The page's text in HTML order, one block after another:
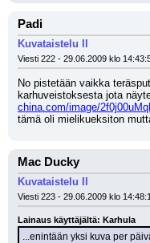
Padi
Kuvataistelu II
Viesti 222 - 29.06.2009 klo
No pistetään vaikka
karhuveistoksesta jota
china.com/image/
tämä oli mielikueksiton
Mac Ducky
Kuvataistelu II
Viesti 223 - 29.06.2009 klo
Lainaus käyttäjältä: Karhula
...enintään yksi kuva per